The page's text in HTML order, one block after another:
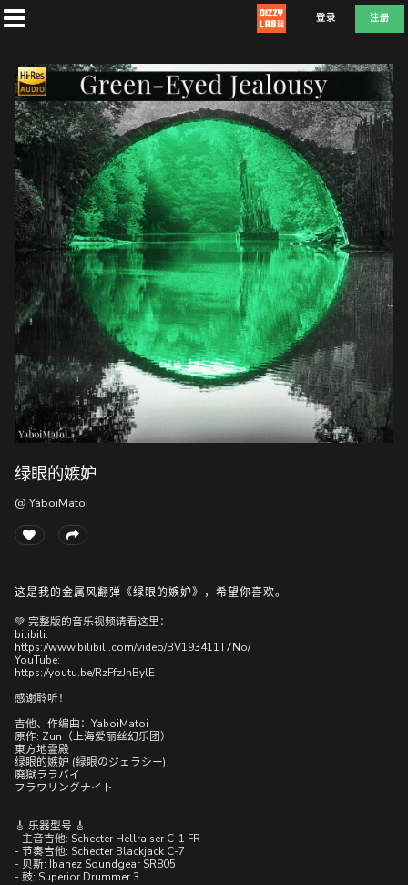
登录 注册
首
页
社
团
兑
换
DE FLA T E
随
听
听
绿眼的嫉妒
@ YaboiMatoi
这是我的金属风翻弹《绿眼的嫉妒》，希望你喜欢。
💚 完整版的音乐视频请看这里：
bilibili:
https://www.bilibili.com/video/BV193411T7No/
YouTube:
https://youtu.be/RzFfzJnBylE
感谢聆听！
吉他、作编曲：YaboiMatoi
原作: Zun（上海爱丽丝幻乐团）
東方地霊殿
绿眼的嫉妒 (緑眼のジェラシー)
廃獄ララバイ
フラワリングナイト
🎸 乐器型号 🎸
- 主音吉他: Schecter Hellraiser C-1 FR
- 节奏吉他: Schecter Blackjack C-7
- 贝斯: Ibanez Soundgear SR805
- 鼓: Superior Drummer 3